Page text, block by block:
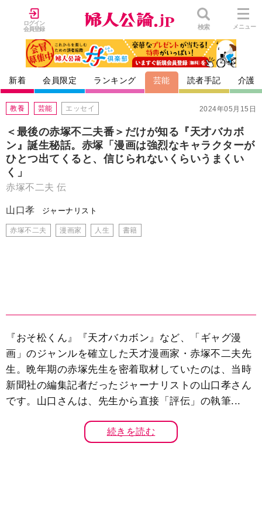
ログイン
会員登録
検索 メニュー
新着 会員限定 ランキング 芸能 読者手記 介護
2024年05月15日
教養 芸能 エッセイ
＜最後の赤塚不二夫番＞だけが知る『天才バカボ
ン』誕生秘話。赤塚「漫画は強烈なキャラクターが
ひとつ出てくると、信じられないくらいうまくい
く」
赤塚不二夫 伝
山口孝 ジャーナリスト
赤塚不二夫 漫画家 人生 書籍
『おそ松くん』『天才バカボン』など、「ギャグ漫
画」のジャンルを確立した天才漫画家・赤塚不二夫先
生。晩年期の赤塚先生を密着取材していたのは、当時
新聞社の編集記者だったジャーナリストの山口孝さん
です。山口さんは、先生から直接「評伝」の執筆...
続きを読む